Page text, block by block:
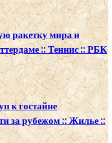
ракетку мира и
:: Теннис :: РБК
к гостайне
за рубежом :: Жилье ::